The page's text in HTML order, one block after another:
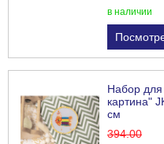
в наличии
Набор
картина"
см
394.00